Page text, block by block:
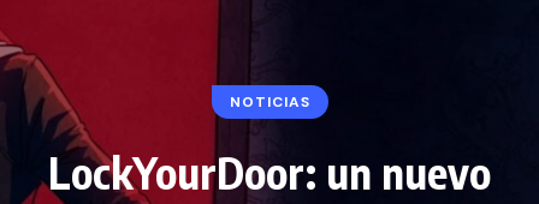
NOTICIAS
LockYourDoor: un nuevo